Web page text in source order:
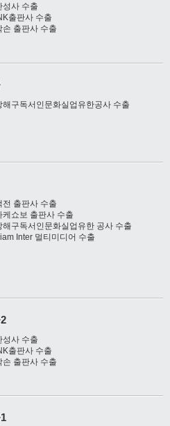
사 수출
출판사 수출
출판사 수출
구독서인문화실업유한공사 수출
출판사 수출
쇼보 출판사 수출
구독서인문화실업유한 공사 수출
Inter 멀티미디어 수출
사 수출
출판사 수출
출판사 수출